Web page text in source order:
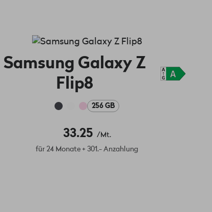
Samsung Galaxy Z
Flip8
256 GB
33.25
/Mt.
für 24 Monate + 301.- Anzahlung